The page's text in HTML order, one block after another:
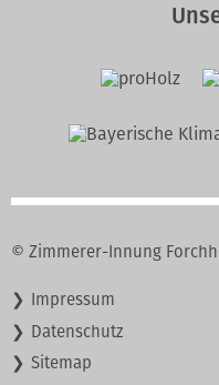
© Zimmerer-Innung
Navigation
Impressum
Datenschutz
Sitemap